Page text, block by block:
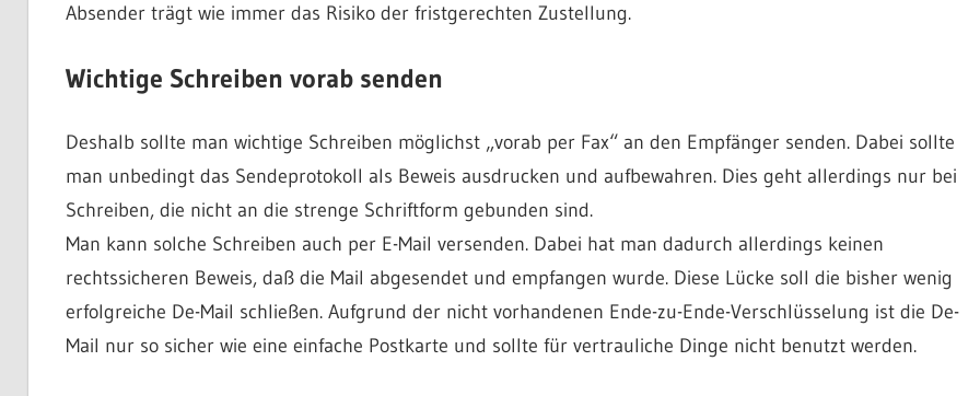
Absender trägt wie immer das Risiko der fristgerechten Zustellung.
Wichtige Schreiben vorab senden
Deshalb sollte man wichtige Schreiben möglichst „vorab per Fax“ an den Empfänger senden. Dabei sollte
man unbedingt das Sendeprotokoll als Beweis ausdrucken und aufbewahren. Dies geht allerdings nur bei
Schreiben, die nicht an die strenge Schriftform gebunden sind.
Man kann solche Schreiben auch per E-Mail versenden. Dabei hat man dadurch allerdings keinen
rechtssicheren Beweis, daß die Mail abgesendet und empfangen wurde. Diese Lücke soll die bisher wenig
erfolgreiche De-Mail schließen. Aufgrund der nicht vorhandenen Ende-zu-Ende-Verschlüsselung ist die De-
Mail nur so sicher wie eine einfache Postkarte und sollte für vertrauliche Dinge nicht benutzt werden.